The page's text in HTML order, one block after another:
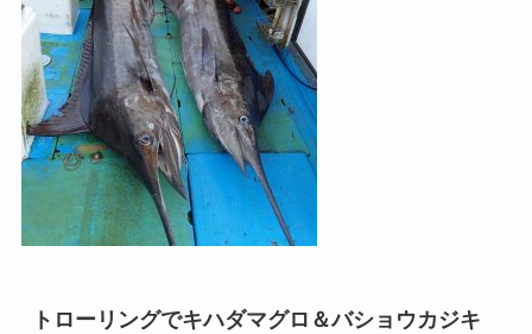
トローリングでキハダマグロ＆バショウカジキ